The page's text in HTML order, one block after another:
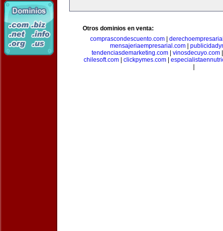
Otros dominios en venta:
comprascondescuento.com
mensajeriaempresarial.com|
tendenciasdemarketing.com| vinosdecuyo.com
chilesoft.com
clickpymes.com